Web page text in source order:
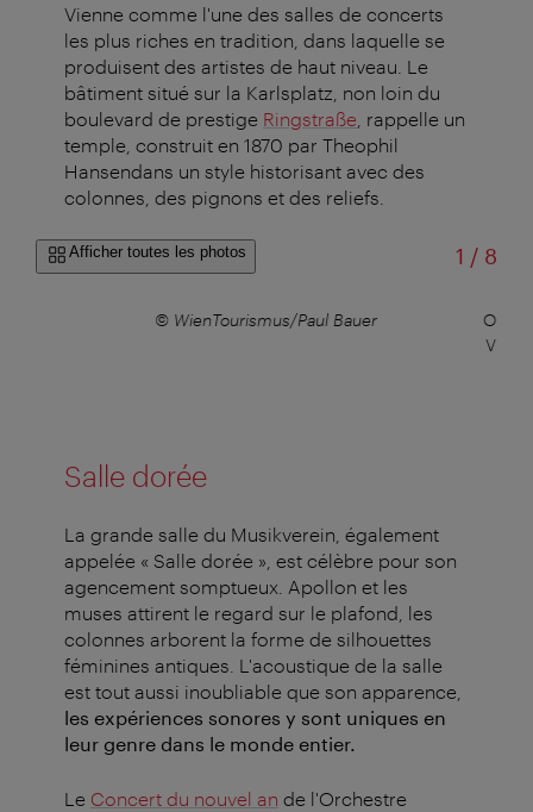
Vienne comme l'une des salles de concerts
les plus riches en tradition, dans laquelle se
produisent des artistes de haut niveau. Le
bâtiment situé sur la Karlsplatz, non loin du
boulevard de prestige Ringstraße , rappelle un
temple, construit en 1870 par Theophil
Hansendans un style historisant avec des
colonnes, des pignons et des reliefs.
Afficher toutes les photos 1 /sur
8
© WienTourismus/Paul Bauer
Salle dorée
La grande salle du Musikverein, également
appelée « Salle dorée », est célèbre pour son
agencement somptueux. Apollon et les
muses attirent le regard sur le plafond, les
colonnes arborent la forme de silhouettes
féminines antiques. L'acoustique de la salle
est tout aussi inoubliable que son apparence,
les expériences sonores y sont uniques en
leur genre dans le monde entier.
Le Concert du nouvel an de l'Orchestre